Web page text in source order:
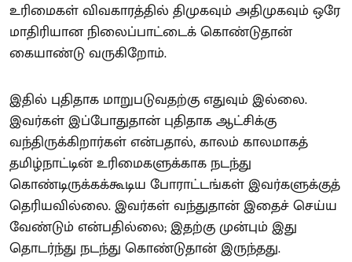
உரிமைகள் விவகாரத்தில் திமுகவும் அதிமுகவும் ஒரே
மாதிரியான நிலைப்பாட்டைக் கொண்டுதான்
கையாண்டு வருகிறோம்.
இதில் புதிதாக மாறுபடுவதற்கு எதுவும் இல்லை.
இவர்கள் இப்போதுதான் புதிதாக ஆட்சிக்கு
வந்திருக்கிறார்கள் என்பதால், காலம் காலமாகத்
தமிழ்நாட்டின் உரிமைகளுக்காக நடந்து
கொண்டிருக்கக்கூடிய போராட்டங்கள் இவர்களுக்குத்
தெரியவில்லை. இவர்கள் வந்துதான் இதைச் செய்ய
வேண்டும் என்பதில்லை; இதற்கு முன்பும் இது
தொடர்ந்து நடந்து கொண்டுதான் இருந்தது.